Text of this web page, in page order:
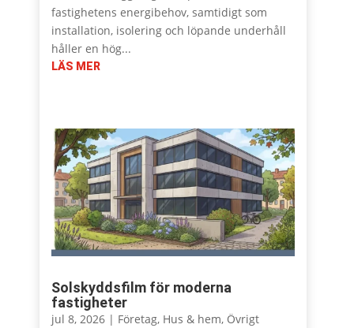
fastighetens energibehov, samtidigt som
installation, isolering och löpande underhåll
håller en hög...
LÄS MER
Solskyddsfilm för moderna
fastigheter
jul 8, 2026| Företag, Hus & hem, Övrigt